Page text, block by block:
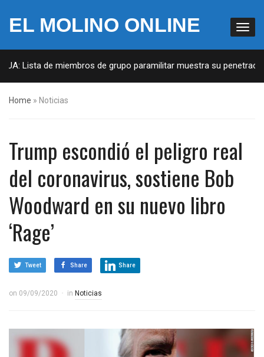
EL MOLINO ONLINE
Lista de miembros de grupo paramilitar muestra su penetración
Home » Noticias
Trump escondió el peligro real
del coronavirus, sostiene Bob
Woodward en su nuevo libro
‘Rage’
Tweet Share Share
on 09/09/2020 in Noticias